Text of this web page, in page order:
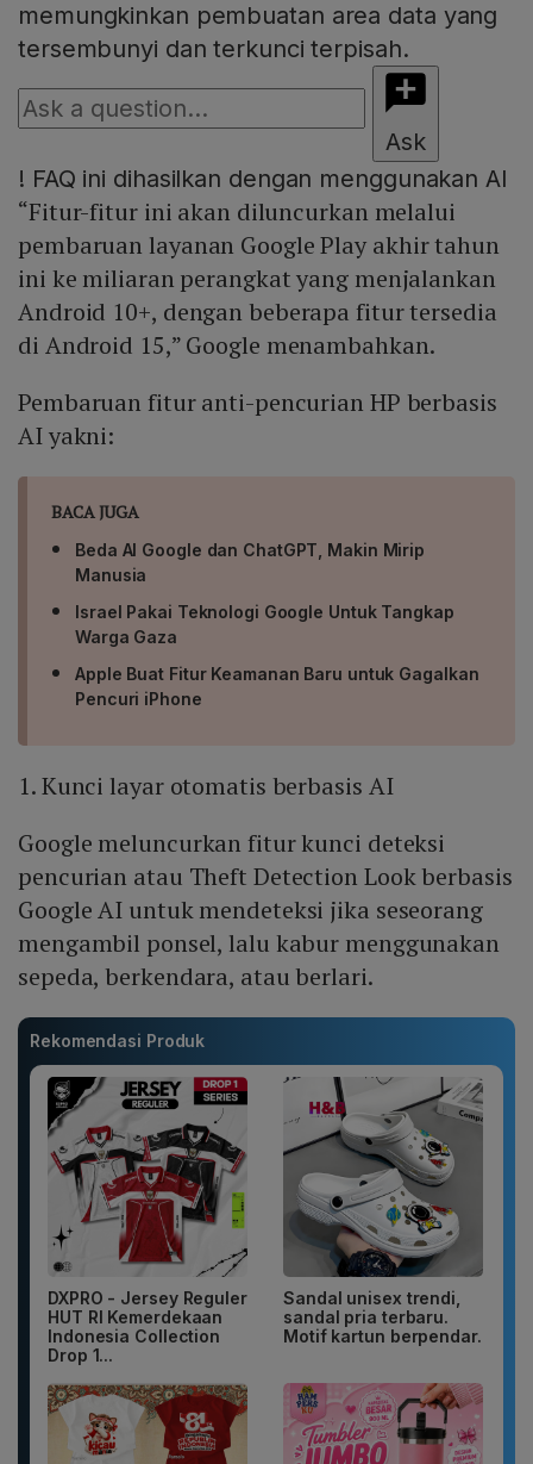
memungkinkan pembuatan area data yang
tersembunyi dan terkunci terpisah.
Ask
! FAQ ini dihasilkan dengan menggunakan AI
“Fitur-fitur ini akan diluncurkan melalui
pembaruan layanan Google Play akhir tahun
ini ke miliaran perangkat yang menjalankan
Android 10+, dengan beberapa fitur tersedia
di Android 15,” Google menambahkan.
Pembaruan fitur anti-pencurian HP berbasis
AI yakni:
BACA JUGA
Beda AI Google dan ChatGPT, Makin Mirip
Manusia
Israel Pakai Teknologi Google Untuk Tangkap
Warga Gaza
Apple Buat Fitur Keamanan Baru untuk Gagalkan
Pencuri iPhone
1. Kunci layar otomatis berbasis AI
Google meluncurkan fitur kunci deteksi
pencurian atau Theft Detection Look berbasis
Google AI untuk mendeteksi jika seseorang
mengambil ponsel, lalu kabur menggunakan
sepeda, berkendara, atau berlari.
Rekomendasi Produk
DXPRO - Jersey Reguler
HUT RI Kemerdekaan
Indonesia Collection
Drop 1...
Sandal unisex trendi,
sandal pria terbaru.
Motif kartun berpendar.